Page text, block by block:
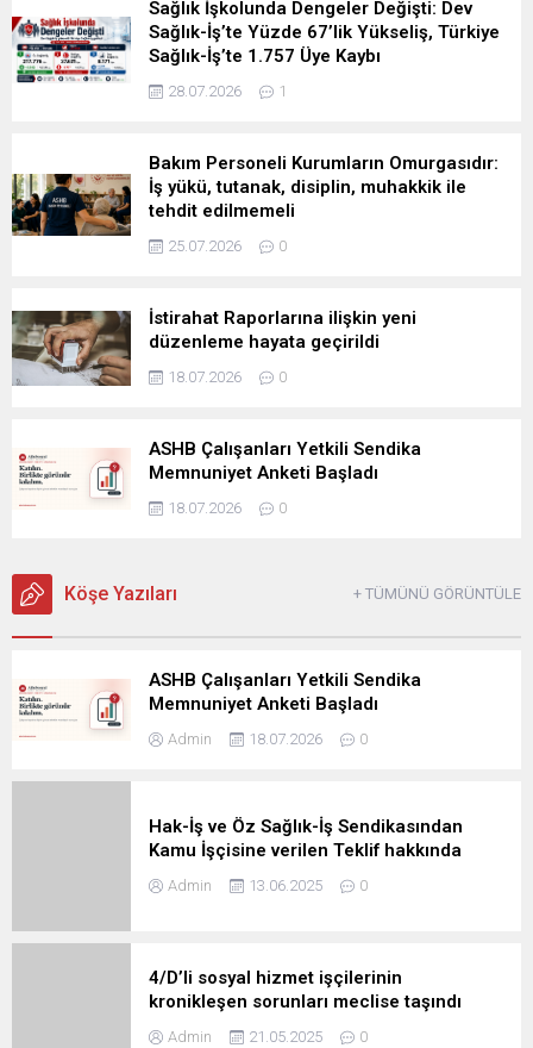
Sağlık İşkolunda Dengeler Değişti: Dev
Sağlık-İş’te Yüzde 67’lik Yükseliş, Türkiye
Sağlık-İş’te 1.757 Üye Kaybı
28.07.2026 1
Bakım Personeli Kurumların Omurgasıdır:
İş yükü, tutanak, disiplin, muhakkik ile
tehdit edilmemeli
25.07.2026 0
İstirahat Raporlarına ilişkin yeni
düzenleme hayata geçirildi
18.07.2026 0
ASHB Çalışanları Yetkili Sendika
Memnuniyet Anketi Başladı
18.07.2026 0
Köşe Yazıları + TÜMÜNÜ GÖRÜNTÜLE
ASHB Çalışanları Yetkili Sendika
Memnuniyet Anketi Başladı
Admin 18.07.2026 0
Hak-İş ve Öz Sağlık-İş Sendikasından
Kamu İşçisine verilen Teklif hakkında
Açıklama
Admin 13.06.2025 0
4/D’li sosyal hizmet işçilerinin
kronikleşen sorunları meclise taşındı
Admin 21.05.2025 0